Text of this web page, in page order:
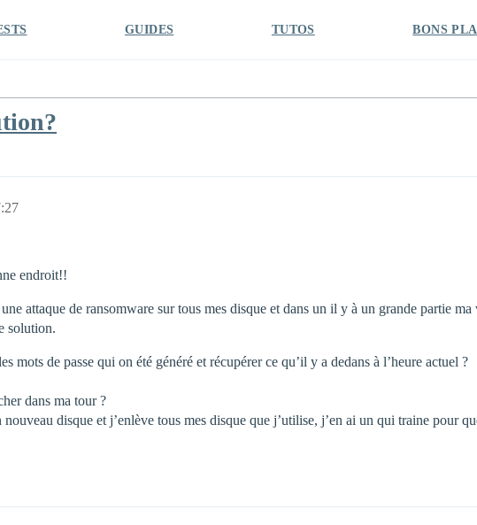
GUIDES TUTOS BONS
endroit!!
attaque de ransomware sur tous mes disque et dans un il y à un grande partie
solution.
mots de passe qui on été généré et récupérer ce qu’il y a dedans à l’heure actuel ?
dans ma tour ?
disque et j’enlève tous mes disque que j’utilise, j’en ai un qui traine pour